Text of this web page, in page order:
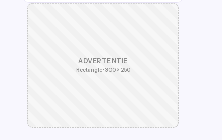
ADVERTENTIE
Rectangle · 300 × 250